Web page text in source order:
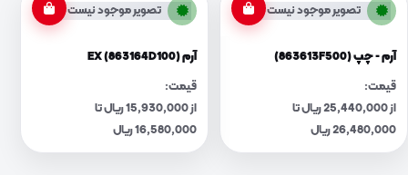
تصویر موجود نیست
آرم - چپ (863613F500)
قیمت:
از 25,440,000 ریال تا
26,480,000 ریال
تصویر موجود نیست
آرم EX (863164D100)
قیمت:
از 15,930,000 ریال تا
16,580,000 ریال